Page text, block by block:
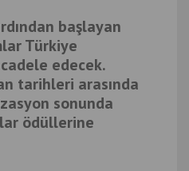
başlayan
Türkiye
edecek.
tarihleri arasında
sonunda
ödüllerine